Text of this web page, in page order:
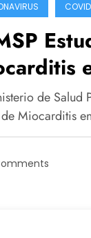
de Salud
Miocarditis